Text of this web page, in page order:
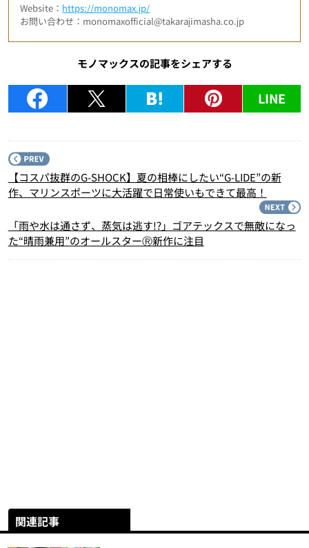
Website： https://monomax.jp/
お問い合わせ：monomaxofficial@takarajimasha.co.jp
モノマックスの記事をシェアする
LINE
【コスパ抜群のG-SHOCK】夏の相棒にしたい“G-LIDE”の新
作、マリンスポーツに大活躍で日常使いもできて最高！
「雨や水は通さず、蒸気は逃す!?」ゴアテックスで無敵になっ
た“晴雨兼用”のオールスターⓇ新作に注目
関連記事